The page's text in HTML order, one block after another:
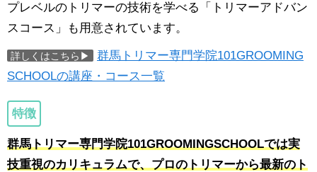
プレベルのトリマーの技術を学べる「トリマーアドバン
スコース」も用意されています。
詳しくはこちら▶
群馬トリマー専門学院101GROOMING
SCHOOLの講座・コース一覧
特徴
群馬トリマー専門学院101GROOMINGSCHOOLでは実
技重視のカリキュラムで、プロのトリマーから最新のト